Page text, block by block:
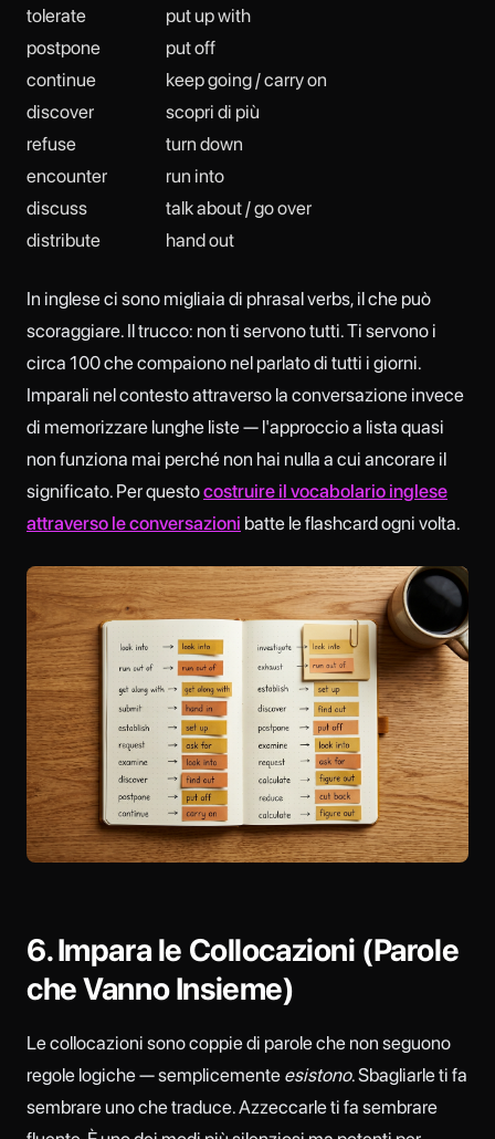
tolerate
put up with
postpone
put off
continue
keep going / carry on
discover
scopri di più
refuse
turn down
encounter
run into
discuss
talk about / go over
distribute
hand out
In inglese ci sono migliaia di phrasal verbs, il che può
scoraggiare. Il trucco: non ti servono tutti. Ti servono i
circa 100 che compaiono nel parlato di tutti i giorni.
Imparali nel contesto attraverso la conversazione invece
di memorizzare lunghe liste — l'approccio a lista quasi
non funziona mai perché non hai nulla a cui ancorare il
significato. Per questocostruire il vocabolario inglese
attraverso le conversazioni batte le flashcard ogni volta.
6. Impara le Collocazioni (Parole
che Vanno Insieme)
Le collocazioni sono coppie di parole che non seguono
regole logiche — semplicemente esistono. Sbagliarle ti fa
sembrare uno che traduce. Azzeccarle ti fa sembrare